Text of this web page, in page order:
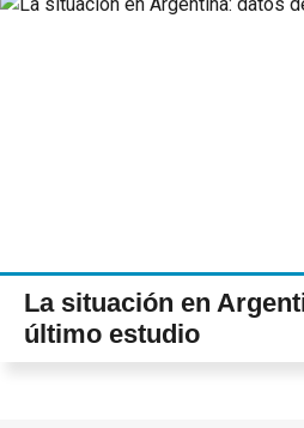
La situación en
último estudio